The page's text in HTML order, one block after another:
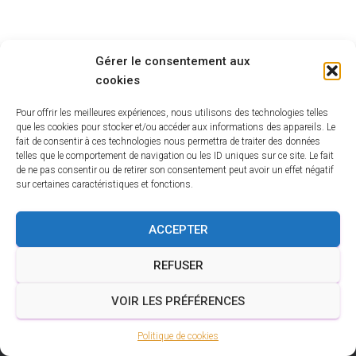
Gérer le consentement aux
cookies
Pour offrir les meilleures expériences, nous utilisons des technologies telles
que les cookies pour stocker et/ou accéder aux informations des appareils. Le
fait de consentir à ces technologies nous permettra de traiter des données
telles que le comportement de navigation ou les ID uniques sur ce site. Le fait
de ne pas consentir ou de retirer son consentement peut avoir un effet négatif
sur certaines caractéristiques et fonctions.
ACCEPTER
REFUSER
VOIR LES PRÉFÉRENCES
Politique de cookies